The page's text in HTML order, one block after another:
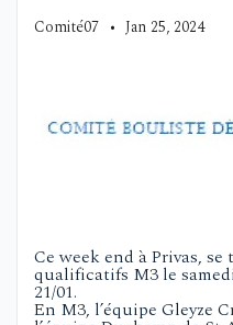
Comité07 Jan 25, 2024
Ce week end à Privas,
qualificatifs M3 le
21/01.
En M3, l’équipe Gleyze